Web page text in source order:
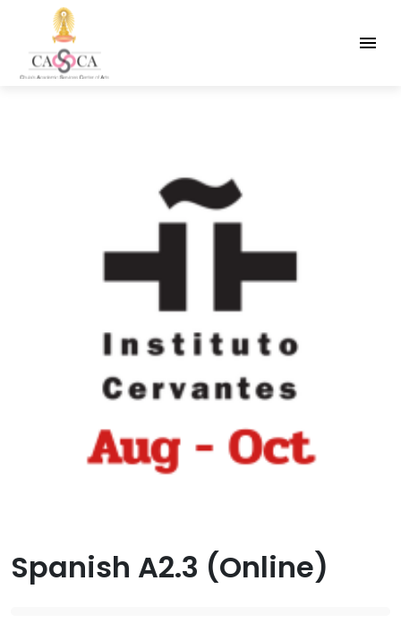
Spanish A2.3 (Online)